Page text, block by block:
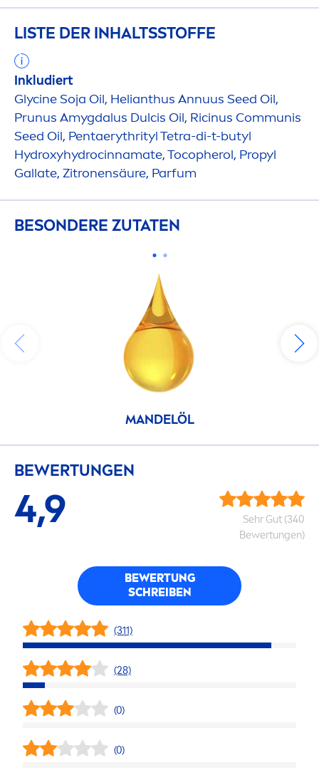
LISTE DER INHALTSSTOFFE
Inkludiert
GlycineSoja Oil, Helianthus Annuus Seed Oil,
Prunus Amygdalus Dulcis Oil, Ricinus Communis
Seed Oil, Pentaerythrityl Tetra-di-t-butyl
Hydroxyhydrocinnamate, Tocopherol, Propyl
Gallate, Zitronensäure, Parfum
BESONDERE ZUTATEN
MANDELÖL
BEWERTUNGEN
4,9
Sehr Gut (340
Bewertungen)
BEWERTUNG
SCHREIBEN
(311)
(28)
(0)
(0)